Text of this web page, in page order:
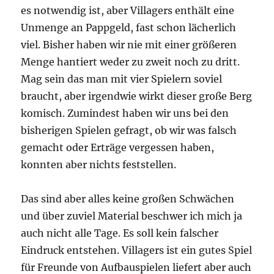
es notwendig ist, aber Villagers enthält eine
Unmenge an Pappgeld, fast schon lächerlich
viel. Bisher haben wir nie mit einer größeren
Menge hantiert weder zu zweit noch zu dritt.
Mag sein das man mit vier Spielern soviel
braucht, aber irgendwie wirkt dieser große Berg
komisch. Zumindest haben wir uns bei den
bisherigen Spielen gefragt, ob wir was falsch
gemacht oder Erträge vergessen haben,
konnten aber nichts feststellen.
Das sind aber alles keine großen Schwächen
und über zuviel Material beschwer ich mich ja
auch nicht alle Tage. Es soll kein falscher
Eindruck entstehen. Villagers ist ein gutes Spiel
für Freunde von Aufbauspielen liefert aber auch